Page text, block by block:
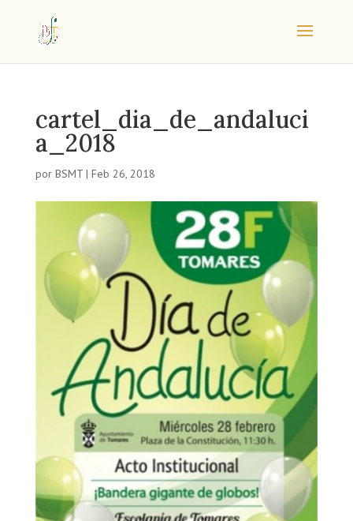
cartel_dia_de_andaluci
a_2018
por BSMT| Feb 26, 2018